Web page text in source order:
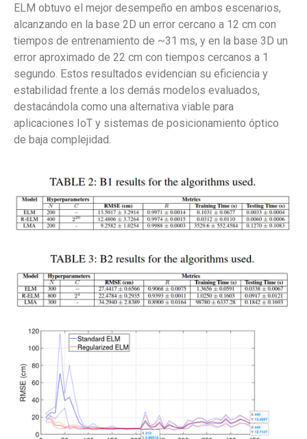
ELM obtuvo el mejor desempeño en ambos escenarios,
alcanzando en la base 2D un error cercano a 12 cm con
tiempos de entrenamiento de ~31 ms, y en la base 3D un
error aproximado de 22 cm con tiempos cercanos a 1
segundo. Estos resultados evidencian su eficiencia y
estabilidad frente a los demás modelos evaluados,
destacándola como una alternativa viable para
aplicaciones IoT y sistemas de posicionamiento óptico
de baja complejidad.